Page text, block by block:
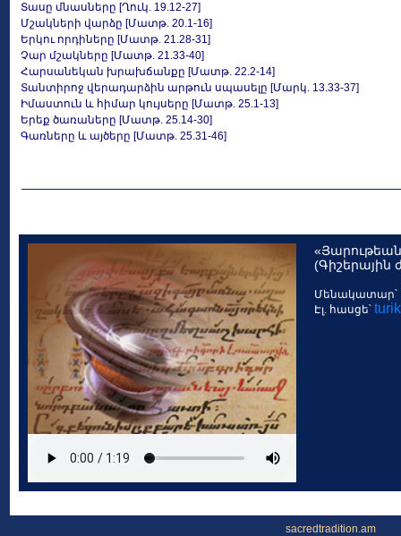
Տասը մնասները [Ղուկ. 19.12-27]
Մշակների վարձը [Մատթ. 20.1-16]
Երկու որդիները [Մատթ. 21.28-31]
Չար մշակները [Մատթ. 21.33-40]
Հարսանեկան խրախճանքը [Մատթ. 22.2-14]
Տանտիրոջ վերադարձին արթուն սպասելը [Մարկ. 13.33-37]
Իմաստուն և հիմար կույսերը [Մատթ. 25.1-13]
Երեք ծառաները [Մատթ. 25.14-30]
Գառները և այծերը [Մատթ. 25.31-46]
«Յարութեան
(Գիշերային
Մենակատար՝
Էլ. հասցե՝
sacredtradition.am